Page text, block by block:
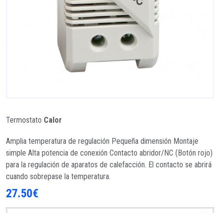
Termostato Calor
Amplia temperatura de regulación Pequeña dimensión Montaje
simple Alta potencia de conexión Contacto abridor/NC (Botón rojo)
para la regulación de aparatos de calefacción. El contacto se abrirá
cuando sobrepase la temperatura.
27.50€